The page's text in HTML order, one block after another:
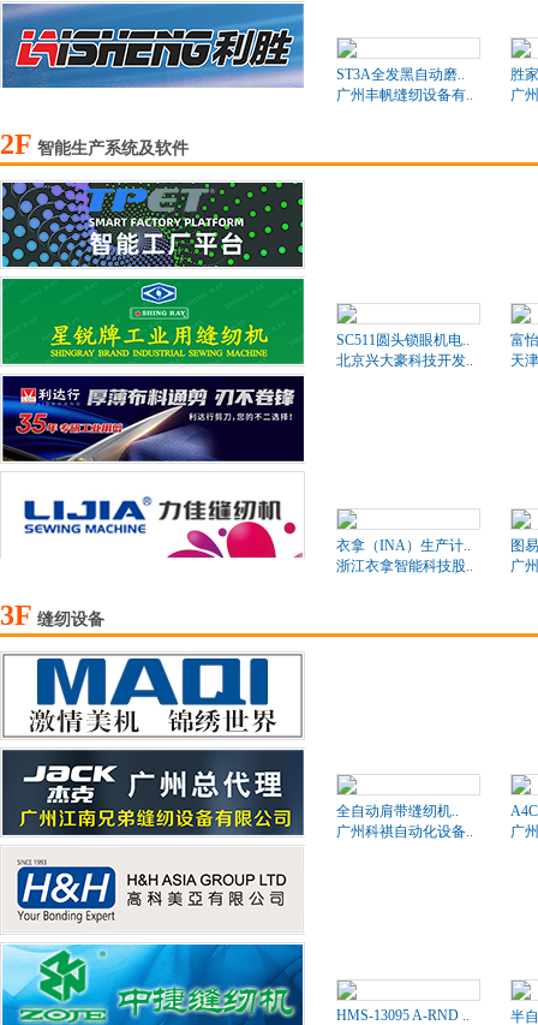
ST3A全发黑自动磨..
广州丰帆缝纫设备有..
胜
广
2F 智能生产系统及软件
SC511圆头锁眼机电..
北京兴大豪科技开发..
富
天
衣拿（INA）生产计..
浙江衣拿智能科技股..
图
广
3F 缝纫设备
全自动肩带缝纫机..
广州科祺自动化设备..
广
HMS-13095 A-RND .. 半